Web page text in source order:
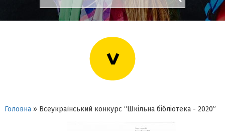
>
Головна» Всеукраїнський конкурс “Шкільна бібліотека - 2020”